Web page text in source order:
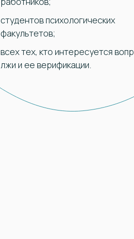
студентов психологических
факультетов;
всех тех, кто интересуется
лжи и ее верификации.